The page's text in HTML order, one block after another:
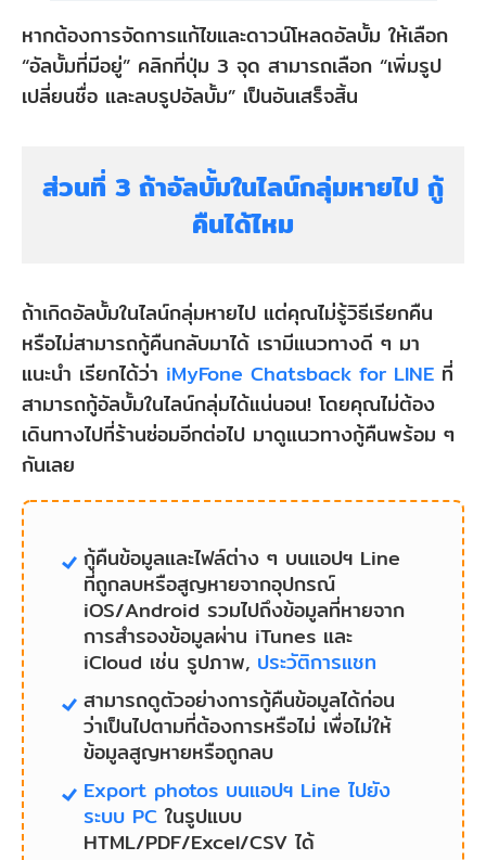
หากต้องการจัดการแก้ไขและดาวน์โหลดอัลบั้ม ให้เลือก
“อัลบั้มที่มีอยู่” คลิกที่ปุ่ม 3 จุด สามารถเลือก “เพิ่มรูป
เปลี่ยนชื่อ และลบรูปอัลบั้ม” เป็นอันเสร็จสิ้น
ส่วนที่ 3 ถ้าอัลบั้มในไลน์กลุ่มหายไป กู้
คืนได้ไหม
ถ้าเกิดอัลบั้มในไลน์กลุ่มหายไป แต่คุณไม่รู้วิธีเรียกคืน
หรือไม่สามารถกู้คืนกลับมาได้ เรามีแนวทางดี ๆ มา
แนะนำ เรียกได้ว่า iMyFone Chatsback for LINE ที่
สามารถกู้อัลบั้มในไลน์กลุ่มได้แน่นอน! โดยคุณไม่ต้อง
เดินทางไปที่ร้านซ่อมอีกต่อไป มาดูแนวทางกู้คืนพร้อม ๆ
กันเลย
กู้คืนข้อมูลและไฟล์ต่าง ๆ บนแอปฯ Line
ที่ถูกลบหรือสูญหายจากอุปกรณ์
iOS/Android รวมไปถึงข้อมูลที่หายจาก
การสำรองข้อมูลผ่าน iTunes และ
iCloud เช่น รูปภาพ, ประวัติการแชท
สามารถดูตัวอย่างการกู้คืนข้อมูลได้ก่อน
ว่าเป็นไปตามที่ต้องการหรือไม่ เพื่อไม่ให้
ข้อมูลสูญหายหรือถูกลบ
Export photos บนแอปฯ Line ไปยัง
ระบบ PC ในรูปแบบ
HTML/PDF/Excel/CSV ได้